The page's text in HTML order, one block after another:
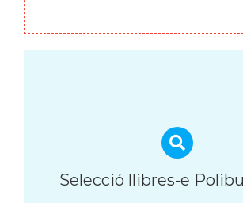
Selecció llibres-e